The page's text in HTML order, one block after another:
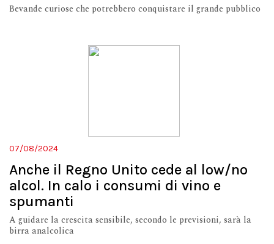
Bevande curiose che potrebbero conquistare il grande pubblico
07/08/2024
Anche il Regno Unito cede al low/no
alcol. In calo i consumi di vino e
spumanti
A guidare la crescita sensibile, secondo le previsioni, sarà la
birra analcolica